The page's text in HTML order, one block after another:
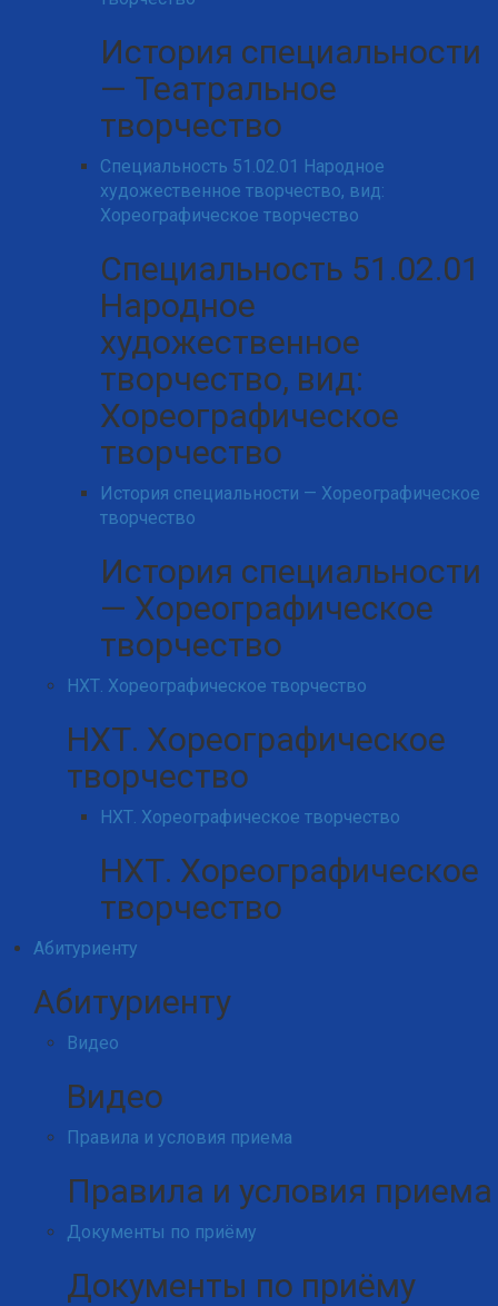
История специальности
— Театральное
творчество
Специальность 51.02.01 Народное
художественное творчество, вид:
Хореографическое творчество
Специальность 51.02.01
Народное
художественное
творчество, вид:
Хореографическое
творчество
История специальности — Хореографическое
творчество
История специальности
— Хореографическое
творчество
НХТ. Хореографическое творчество
НХТ. Хореографическое
творчество
НХТ. Хореографическое творчество
НХТ. Хореографическое
творчество
Абитуриенту
Абитуриенту
Видео
Видео
Правила и условия приема
Правила и условия приема
Документы по приёму
Документы по приёму